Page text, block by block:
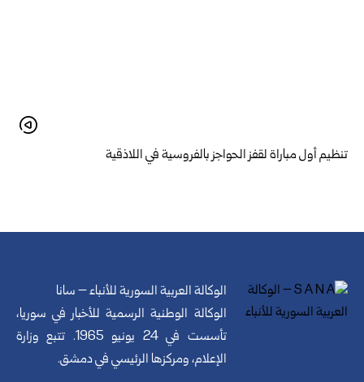
تنظيم أول مباراة لقفز الحواجز بالفروسية في اللاذقية
الوكالة العربية السورية للأنباء – سانا
الوكالة الوطنية الرسمية للأخبار في سوريا،
تأسست في 24 يونيو 1965. تتبع وزارة
الإعلام، ومركزها الرئيسي في دمشق.